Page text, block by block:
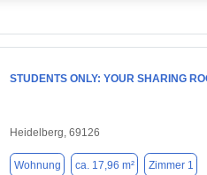
STUDENTS ONLY: YOUR SHARING
Heidelberg, 69126
Wohnung ca. 17,96 m² Zimmer 1